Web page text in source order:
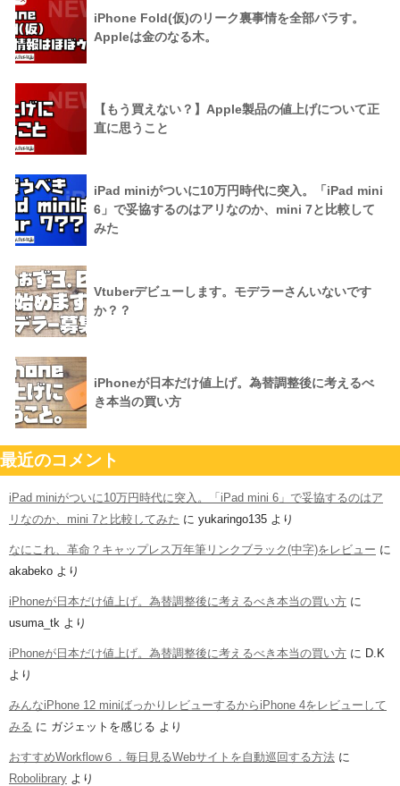
iPhone Fold(仮)のリーク裏事情を全部バラす。
Appleは金のなる木。
【もう買えない？】Apple製品の値上げについて正
直に思うこと
iPad miniがついに10万円時代に突入。「iPad mini
6」で妥協するのはアリなのか、mini 7と比較して
みた
Vtuberデビューします。モデラーさんいないです
か？？
iPhoneが日本だけ値上げ。為替調整後に考えるべ
き本当の買い方
最近のコメント
iPad miniがついに10万円時代に突入。「iPad mini 6」で妥協するのはア
リなのか、mini 7と比較してみた に yukaringo135 より
なにこれ、革命？キャップレス万年筆リンクブラック(中字)をレビュー に
akabeko より
iPhoneが日本だけ値上げ。為替調整後に考えるべき本当の買い方 に
usuma_tk より
iPhoneが日本だけ値上げ。為替調整後に考えるべき本当の買い方 に D.K
より
みんなiPhone 12 miniばっかりレビューするからiPhone 4をレビューして
みる に ガジェットを感じる より
おすすめWorkflow６．毎日見るWebサイトを自動巡回する方法 に
Robolibrary より